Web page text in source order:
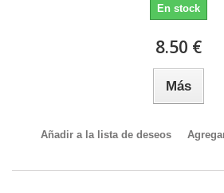
En stock
8.50 €
Más
Añadir a la lista de deseos